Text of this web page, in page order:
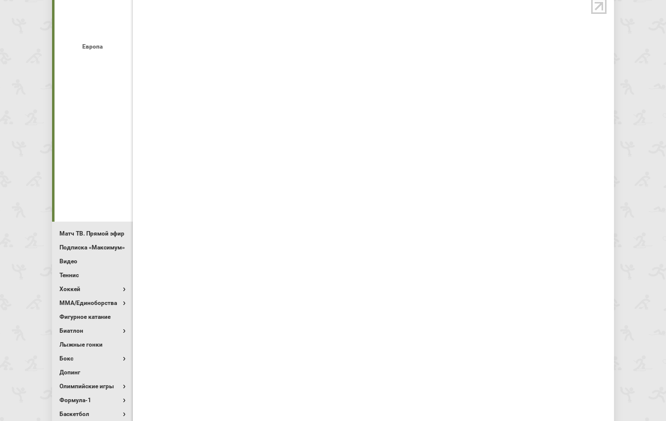
Европа
Матч ТВ. Прямой эфир
Подписка «Максимум»
Видео
Теннис
Хоккей
MMA/Единоборства
Фигурное катание
Биатлон
Лыжные гонки
Бокс
Допинг
Олимпийские игры
Формула-1
Баскетбол